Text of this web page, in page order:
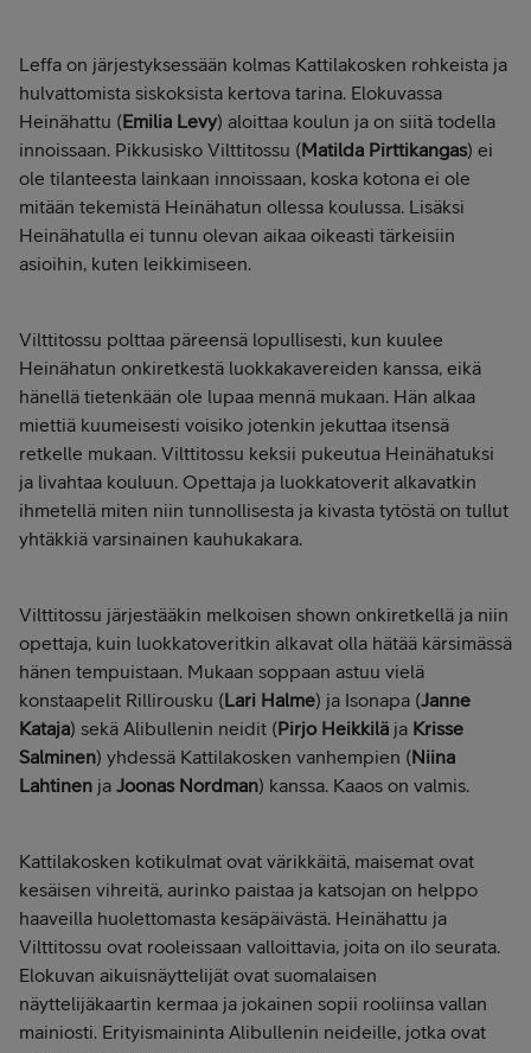
Leffa on järjestyksessään kolmas Kattilakosken rohkeista ja
hulvattomista siskoksista kertova tarina. Elokuvassa
Heinähattu (Emilia Levy) aloittaa koulun ja on siitä todella
innoissaan. Pikkusisko Vilttitossu (Matilda Pirttikangas) ei
ole tilanteesta lainkaan innoissaan, koska kotona ei ole
mitään tekemistä Heinähatun ollessa koulussa. Lisäksi
Heinähatulla ei tunnu olevan aikaa oikeasti tärkeisiin
asioihin, kuten leikkimiseen.
Vilttitossu polttaa päreensä lopullisesti, kun kuulee
Heinähatun onkiretkestä luokkakavereiden kanssa, eikä
hänellä tietenkään ole lupaa mennä mukaan. Hän alkaa
miettiä kuumeisesti voisiko jotenkin jekuttaa itsensä
retkelle mukaan. Vilttitossu keksii pukeutua Heinähatuksi
ja livahtaa kouluun. Opettaja ja luokkatoverit alkavatkin
ihmetellä miten niin tunnollisesta ja kivasta tytöstä on tullut
yhtäkkiä varsinainen kauhukakara.
Vilttitossu järjestääkin melkoisen shown onkiretkellä ja niin
opettaja, kuin luokkatoveritkin alkavat olla hätää kärsimässä
hänen tempuistaan. Mukaan soppaan astuu vielä
konstaapelit Rillirousku (Lari Halme) ja Isonapa (Janne
Kataja) sekä Alibullenin neidit (Pirjo Heikkilä ja Krisse
Salminen) yhdessä Kattilakosken vanhempien (Niina
Lahtinen ja Joonas Nordman) kanssa. Kaaos on valmis.
Kattilakosken kotikulmat ovat värikkäitä, maisemat ovat
kesäisen vihreitä, aurinko paistaa ja katsojan on helppo
haaveilla huolettomasta kesäpäivästä. Heinähattu ja
Vilttitossu ovat rooleissaan valloittavia, joita on ilo seurata.
Elokuvan aikuisnäyttelijät ovat suomalaisen
näyttelijäkaartin kermaa ja jokainen sopii rooliinsa vallan
mainiosti. Erityismaininta Alibullenin neideille, jotka ovat